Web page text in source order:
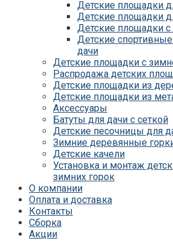
Детские площадки
КАРКАС
Детские площадки
КУБ
Детские уличные
для дачи IgraGrad К
Детские площадки
Детские площадки
Детские площадки
Детские уличные
Детские площадки
ЛЕСА серия
Детские площадки
Детские площадки
(Махагон)
Детские площадки
(Махагон) 4 сезона
Детские площадки
Детские площадки
Детские площадки
Детские площадки
Детские
дачи
Детские площадки с
Распродажа детских
Детские площадки из
Детские площадки из
Аксессуары
Батуты для дачи с сеткой
Детские песочницы для
Зимние деревянные
Детские качели
Установка и монтаж
зимних горок
О компании
Оплата и доставка
Контакты
Сборка
Акции